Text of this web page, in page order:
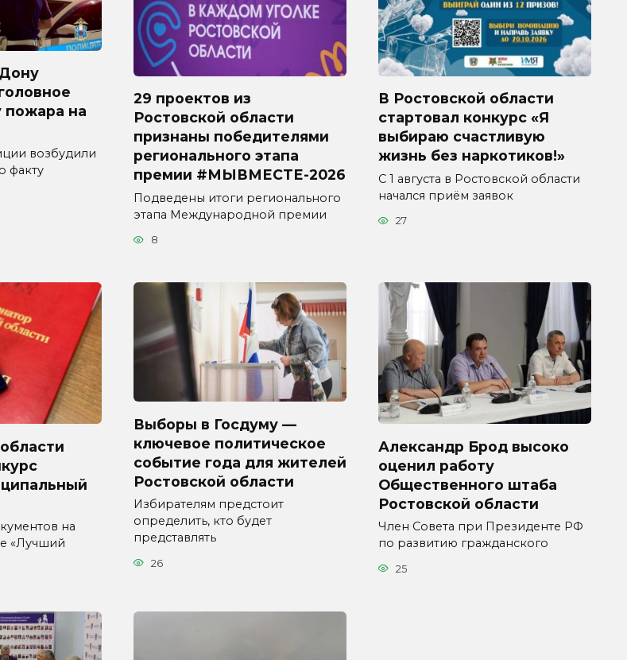
пожара на
возбудили
факту
29 проектов из
Ростовской области
признаны победителями
регионального этапа
премии #МЫВМЕСТЕ-2026
Подведены итоги регионального
этапа Международной премии
8
В Ростовской области
стартовал конкурс «Я
выбираю счастливую
жизнь без наркотиков!»
С 1 августа в Ростовской области
начался приём заявок
27
на
«Лучший
Выборы в Госдуму —
ключевое политическое
событие года для жителей
Ростовской области
Избирателям предстоит
определить, кто будет
представлять
26
Александр Брод высоко
оценил работу
Общественного штаба
Ростовской области
Член Совета при Президенте РФ
по развитию гражданского
25